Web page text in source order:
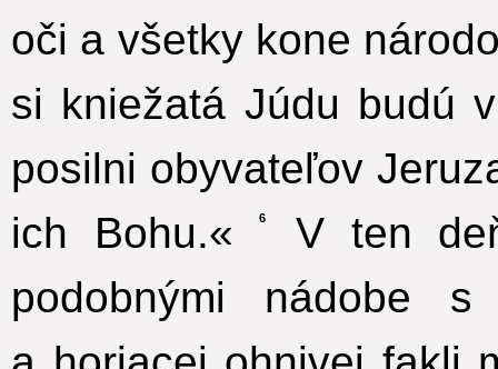
oči a všetky kone
si kniežatá Júdu budú
posilni obyvateľov
ich Bohu.«
6
V ten
podobnými nádobe